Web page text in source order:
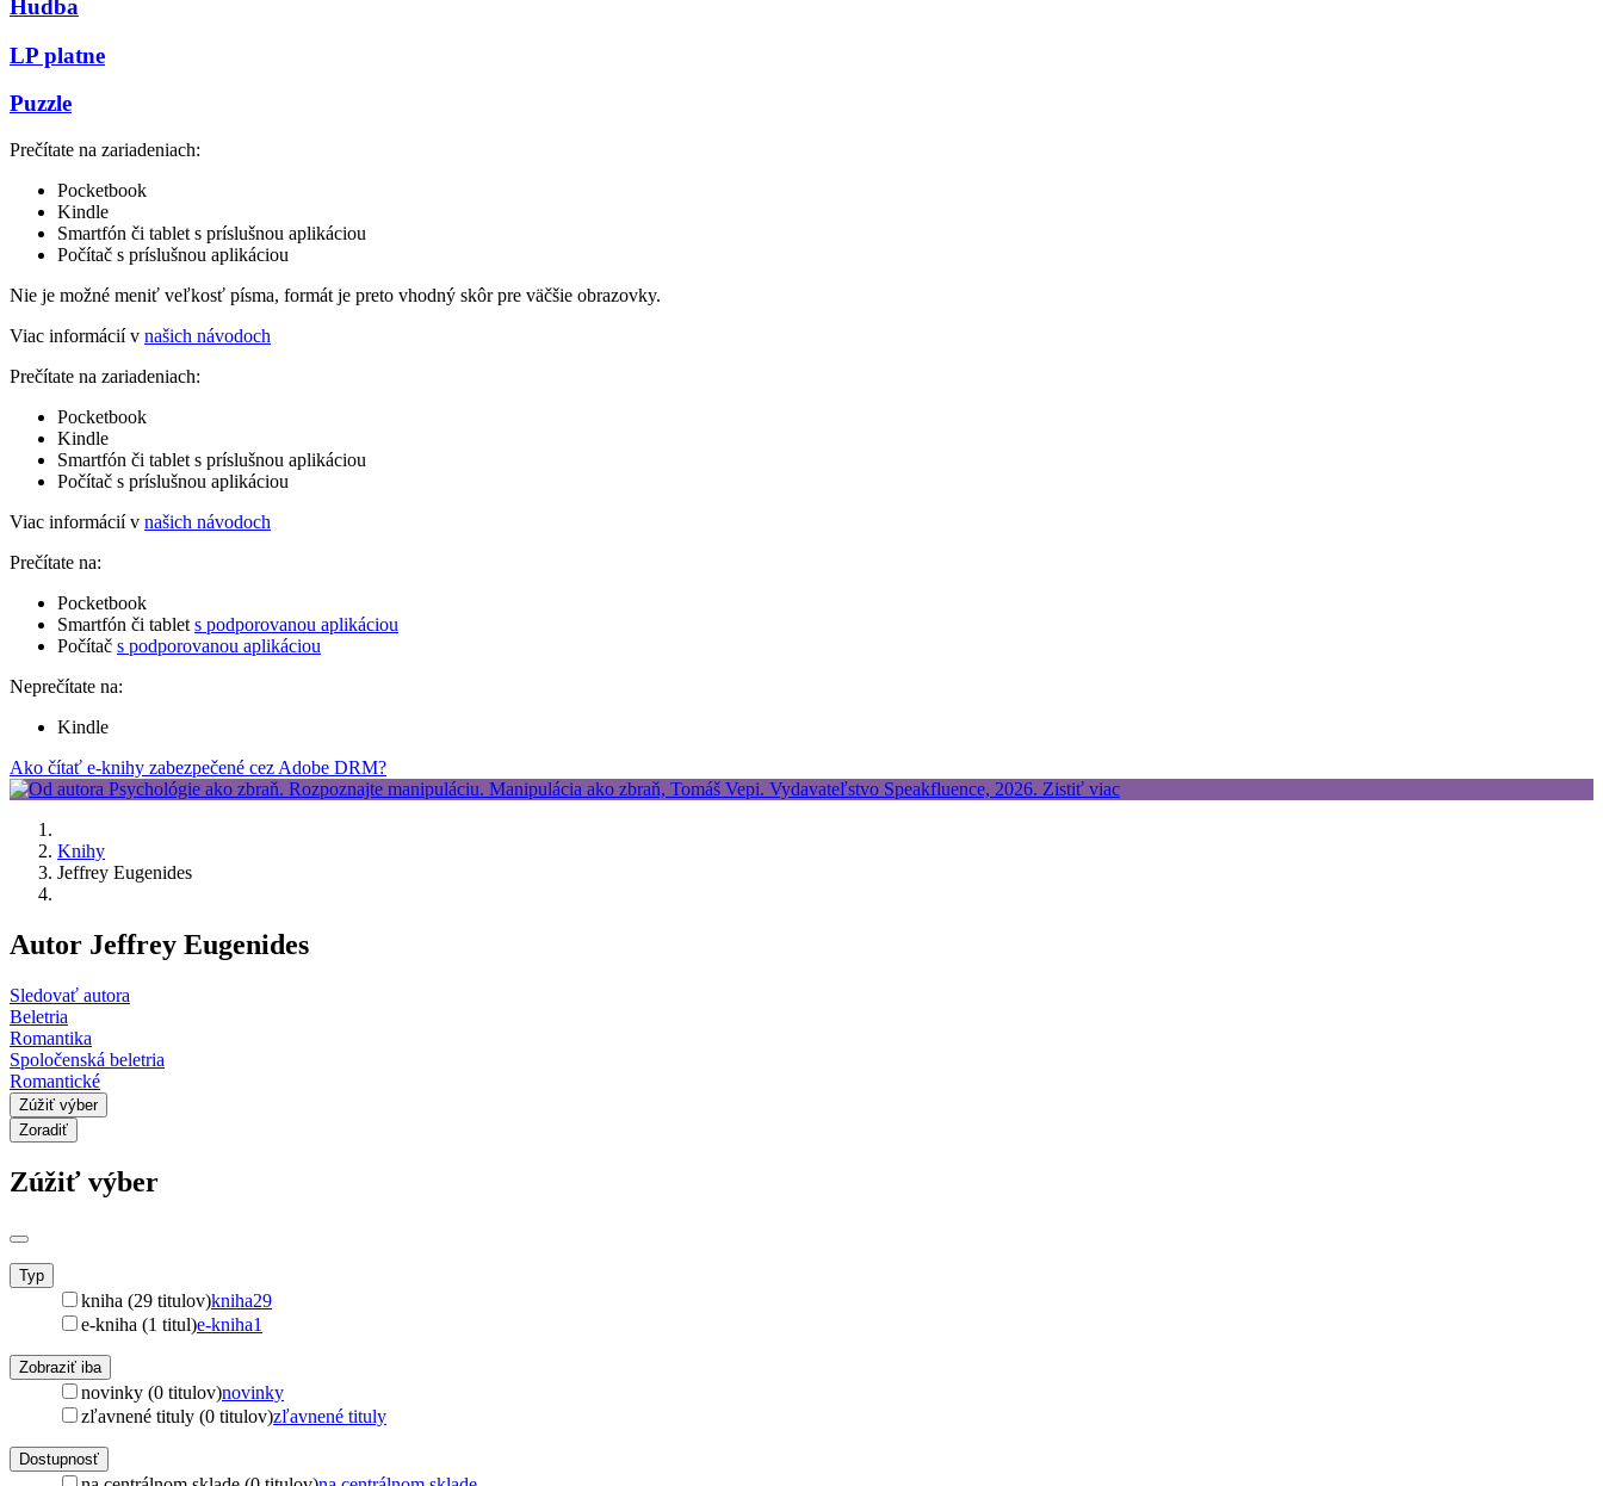
Hudba
LP platne
Puzzle
Prečítate na zariadeniach:
Pocketbook
Kindle
Smartfón či tablet s príslušnou aplikáciou
Počítač s príslušnou aplikáciou
Nie je možné meniť veľkosť písma, formát je preto vhodný skôr pre väčšie obrazovky.
Viac informácií v našich návodoch
Prečítate na zariadeniach:
Pocketbook
Kindle
Smartfón či tablet s príslušnou aplikáciou
Počítač s príslušnou aplikáciou
Viac informácií v našich návodoch
Prečítate na:
Pocketbook
Smartfón či tablet s podporovanou aplikáciou
Počítač s podporovanou aplikáciou
Neprečítate na:
Kindle
Ako čítať e-knihy zabezpečené cez Adobe DRM?
Knihy
Jeffrey Eugenides
Autor Jeffrey Eugenides
Sledovať autora
Beletria
Romantika
Spoločenská beletria
Romantické
Zúžiť výber
Zoradiť
Zúžiť výber
Typ
kniha (29 titulov)kniha29
e-kniha (1 titul)e-kniha1
Zobraziť iba
novinky (0 titulov)novinky
zľavnené tituly (0 titulov)zľavnené tituly
Dostupnosť